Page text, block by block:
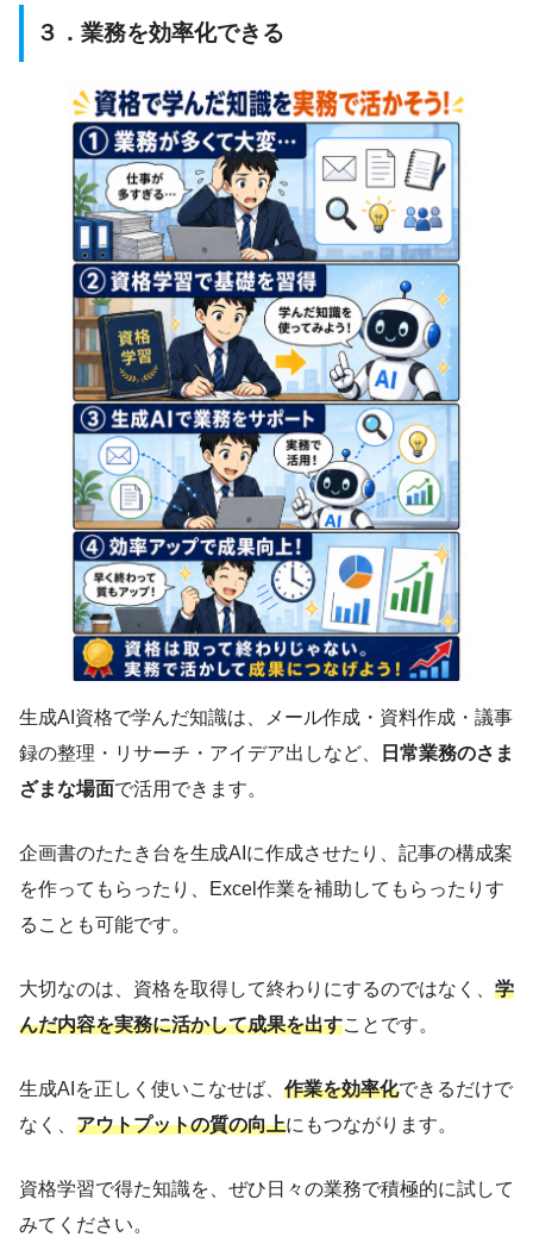
３．業務を効率化できる
生成AI資格で学んだ知識は、メール作成・資料作成・議事
録の整理・リサーチ・アイデア出しなど、
日常業務のさま
ざまな場面で活用できます。
企画書のたたき台を生成AIに作成させたり、記事の構成案
を作ってもらったり、Excel作業を補助してもらったりす
ることも可能です。
大切なのは、資格を取得して終わりにするのではなく、 学
んだ内容を実務に活かして成果を出すことです。
生成AIを正しく使いこなせば、 作業を効率化できるだけで
なく、 アウトプットの質の向上にもつながります。
資格学習で得た知識を、ぜひ日々の業務で積極的に試して
みてください。